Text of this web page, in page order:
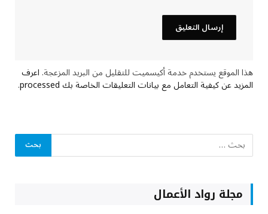
هذا الموقع يستخدم خدمة أكيسميت للتقليل من البريد المزعجة.اعرف
المزيد عن كيفية التعامل مع بيانات التعليقات الخاصة بك processed .
مجلة رواد الأعمال